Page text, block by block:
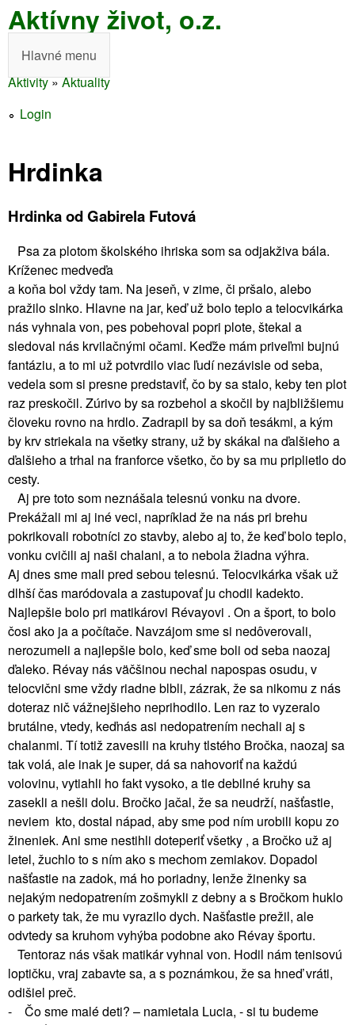
Skočiť
na
obsah
Aktívny život, o.z.
l
a
n
e
n
u
Hlavné menu
Nachádzate
tu
Aktivity»Aktuality
Login
Hrdinka
Hrdinka od Gabirela Futová
Psa za plotom školského ihriska som sa odjakživa bála.
Kríženec medveďa
a koňa bol vždy tam. Na jeseň, v zime, či pršalo, alebo
pražilo slnko. Hlavne na jar, keď už bolo teplo a telocvikárka
nás vyhnala von, pes pobehoval popri plote, štekal a
sledoval nás krvilačnými očami. Keďže mám priveľmi bujnú
fantáziu, a to mi už potvrdilo viac ľudí nezávisle od seba,
vedela som si presne predstaviť, čo by sa stalo, keby ten plot
raz preskočil. Zúrivo by sa rozbehol a skočil by najbližšiemu
človeku rovno na hrdlo. Zadrapil by sa doň tesákmi, a kým
by krv striekala na všetky strany, už by skákal na ďalšieho a
ďalšieho a trhal na franforce všetko, čo by sa mu priplietlo do
cesty.
Aj pre toto som neznášala telesnú vonku na dvore.
Prekážali mi aj iné veci, napríklad že na nás pri brehu
pokrikovali robotníci zo stavby, alebo aj to, že keď bolo teplo,
vonku cvičili aj naši chalani, a to nebola žiadna výhra.
Aj dnes sme mali pred sebou telesnú. Telocvikárka však už
dlhší čas maródovala a zastupovať ju chodil kadekto.
Najlepšie bolo pri matikárovi Révayovi . On a šport, to bolo
čosi ako ja a počítače. Navzájom sme si nedôverovali,
nerozumeli a najlepšie bolo, keď sme boli od seba naozaj
ďaleko. Révay nás väčšinou nechal napospas osudu, v
telocvični sme vždy riadne blbli, zázrak, že sa nikomu z nás
doteraz nič vážnejšieho neprihodilo. Len raz to vyzeralo
brutálne, vtedy, keďnás asi nedopatrením nechali aj s
chalanmi. Tí totiž zavesili na kruhy tlstého Bročka, naozaj sa
tak volá, ale inak je super, dá sa nahovoriť na každú
volovinu, vytiahli ho fakt vysoko, a tie debilné kruhy sa
zasekli a nešli dolu. Bročko jačal, že sa neudrží, našťastie,
neviem kto, dostal nápad, aby sme pod ním urobili kopu zo
žineniek. Ani sme nestihli doteperiť všetky , a Bročko už aj
letel, žuchlo to s ním ako s mechom zemiakov. Dopadol
našťastie na zadok, má ho poriadny, lenže žinenky sa
nejakým nedopatrením zošmykli z debny a s Bročkom huklo
o parkety tak, že mu vyrazilo dych. Našťastie prežil, ale
odvtedy sa kruhom vyhýba podobne ako Révay športu.
Tentoraz nás však matikár vyhnal von. Hodil nám tenisovú
loptičku, vraj zabavte sa, a s poznámkou, že sa hneď vráti,
odišiel preč.
- Čo sme malé deti? – namietala Lucia, - si tu budeme